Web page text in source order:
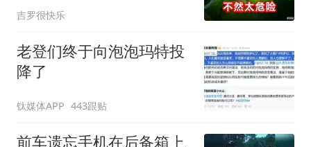
吉罗很快乐
老登们终于向泡泡玛特投
降了
钛媒体APP 443跟贴
前车遗忘手机在后备箱上